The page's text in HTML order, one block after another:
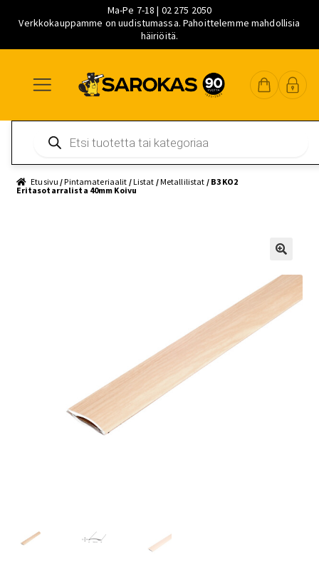
Ma-Pe 7-18 | 02 275 2050
Verkkokauppamme on uudistumassa. Pahoittelemme mahdollisia
häiriöitä.
navigointiin
sisältöön
pääsisältöön
search
Etusivu /Pintamateriaalit /Listat /Metallilistat / B3 KO2
Eritasotarralista 40mm Koivu